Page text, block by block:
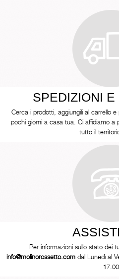
SPEDIZIONI E
Cerca i prodotti, aggiungili al carrello e
pochi giorni a casa tua. Ci affidiamo a
tutto il
Per informazioni sullo stato dei
info@molinorossetto.com dal Lunedì al
17.00